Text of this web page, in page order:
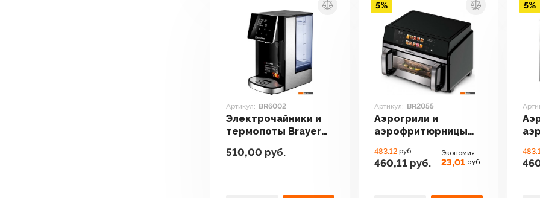
Артикул: BR6002
Электрочайники и
термопоты Brayer
510,00 руб.
Артикул: BR2055
Аэрогрили и
аэрофритюрницы
483.12 руб.
460,11 руб.
Экономия
23,01 руб.
5% 5%